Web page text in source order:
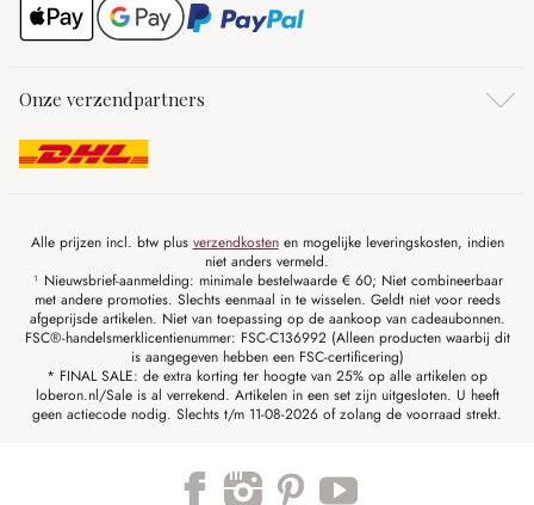
Onze verzendpartners
Alle prijzen incl. btw plus verzendkostenen mogelijke leveringskosten, indien
niet anders vermeld.
¹ Nieuwsbrief-aanmelding: minimale bestelwaarde € 60; Niet combineerbaar
met andere promoties. Slechts eenmaal in te wisselen. Geldt niet voor reeds
afgeprijsde artikelen. Niet van toepassing op de aankoop van cadeaubonnen.
FSC®-handelsmerklicentienummer: FSC-C136992 (Alleen producten waarbij dit
is aangegeven hebben een FSC-certificering)
* FINAL SALE: de extra korting ter hoogte van 25% op alle artikelen op
loberon.nl/Sale is al verrekend. Artikelen in een set zijn uitgesloten. U heeft
geen actiecode nodig. Slechts t/m 11-08-2026 of zolang de voorraad strekt.